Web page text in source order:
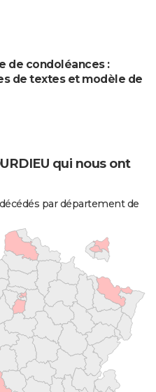
de condoléances :
de textes et modèle de
qui nous ont
par département de